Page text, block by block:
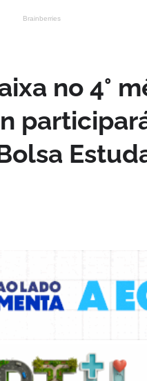
no 4°